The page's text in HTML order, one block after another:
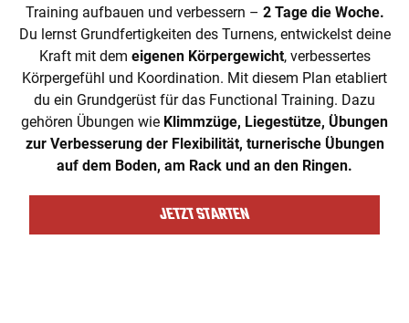
Training aufbauen und verbessern – 2 Tage die Woche.
Du lernst Grundfertigkeiten des Turnens, entwickelst deine
Kraft mit dem eigenen Körpergewicht, verbessertes
Körpergefühl und Koordination. Mit diesem Plan etabliert
du ein Grundgerüst für das Functional Training. Dazu
gehören Übungen wie Klimmzüge, Liegestütze, Übungen
zur Verbesserung der Flexibilität, turnerische Übungen
auf dem Boden, am Rack und an den Ringen.
JETZT STARTEN